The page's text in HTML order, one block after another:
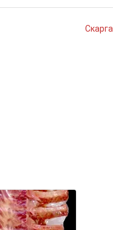
Скарга